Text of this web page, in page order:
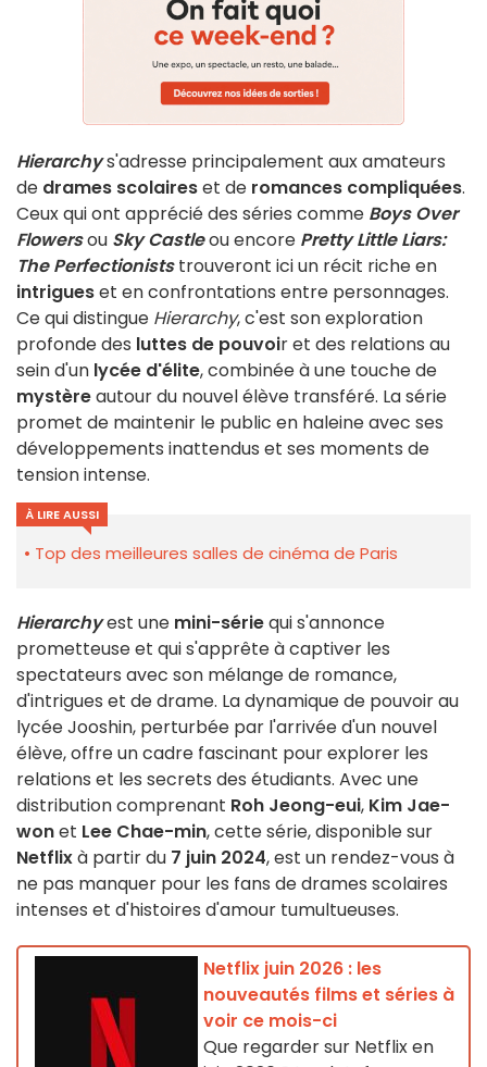
Hierarchys'adresse principalement aux amateurs
de drames scolaireset de romances compliquées.
Ceux qui ont apprécié des séries comme Boys Over
Flowersou Sky Castleou encore Pretty Little Liars:
The Perfectioniststrouveront ici un récit riche en
intrigueset en confrontations entre personnages.
Ce qui distingue Hierarchy, c'est son exploration
profonde des luttes de pouvoir et des relations au
sein d'un lycée d'élite, combinée à une touche de
mystèreautour du nouvel élève transféré. La série
promet de maintenir le public en haleine avec ses
développements inattendus et ses moments de
tension intense.
À LIRE AUSSI
Top des meilleures salles de cinéma de Paris
Hierarchyest une mini-sériequi s'annonce
prometteuse et qui s'apprête à captiver les
spectateurs avec son mélange de romance,
d'intrigues et de drame. La dynamique de pouvoir au
lycée Jooshin, perturbée par l'arrivée d'un nouvel
élève, offre un cadre fascinant pour explorer les
relations et les secrets des étudiants. Avec une
distribution comprenant Roh Jeong-eui, Kim Jae-
wonet Lee Chae-min, cette série, disponible sur
Netflixà partir du 7 juin 2024, est un rendez-vous à
ne pas manquer pour les fans de drames scolaires
intenses et d'histoires d'amour tumultueuses.
Netflix juin 2026 : les
nouveautés films et séries à
voir ce mois-ci
Que regarder sur Netflix en